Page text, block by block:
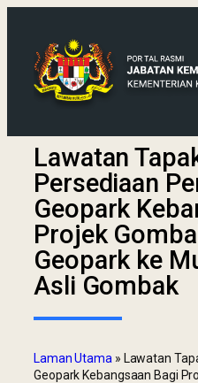
Lawatan
Persediaan
Geopark
Projek
Geopark ke
Asli Gombak
Laman Utama » Lawatan
Geopark Kebangsaan Bagi